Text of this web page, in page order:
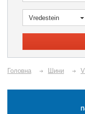
Vredestein
Головна Шини